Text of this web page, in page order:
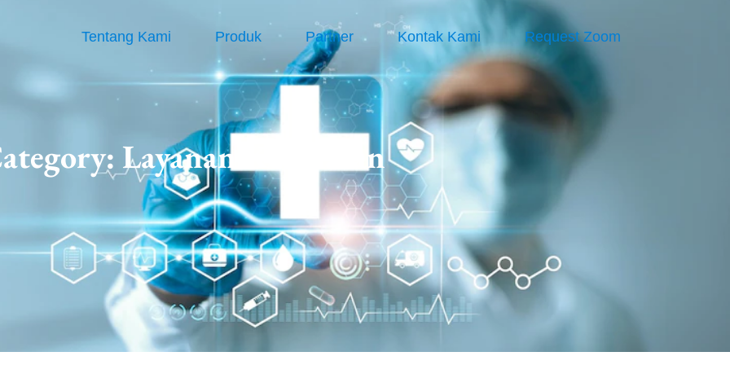
Tentang Kami Produk Partner Kontak Kami Request Zoom
Layanan Kesehatan